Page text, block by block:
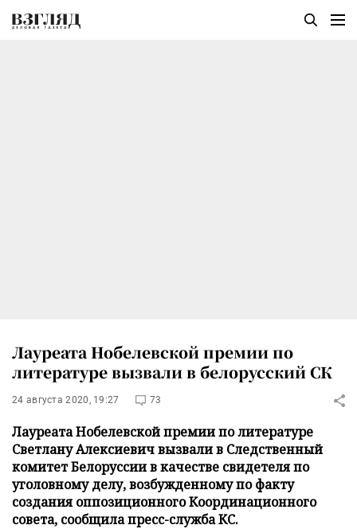
Лауреата Нобелевской премии по
литературе вызвали в белорусский СК
24 августа 2020, 19:27 73
Лауреата Нобелевской премии по литературе
Светлану Алексиевич вызвали в Следственный
комитет Белоруссии в качестве свидетеля по
уголовному делу, возбужденному по факту
создания оппозиционного Координационного
совета, сообщила пресс-служба КС.